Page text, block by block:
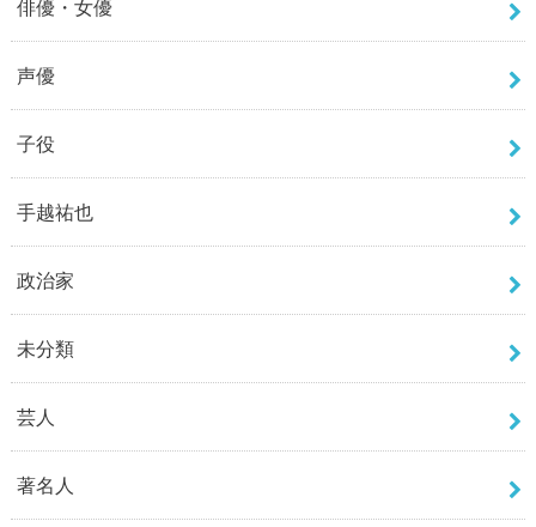
俳優・女優
声優
子役
手越祐也
政治家
未分類
芸人
著名人